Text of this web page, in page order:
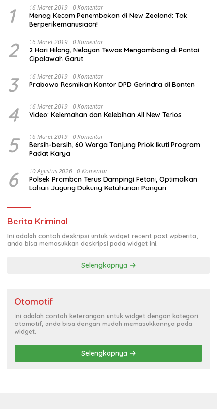
1 16 Maret 2019 0 Komentar
Menag Kecam Penembakan di New Zealand: Tak
Berperikemanusiaan!
2 16 Maret 2019 0 Komentar
2 Hari Hilang, Nelayan Tewas Mengambang di Pantai
Cipalawah Garut
3 16 Maret 2019 0 Komentar
Prabowo Resmikan Kantor DPD Gerindra di Banten
4 16 Maret 2019 0 Komentar
Video: Kelemahan dan Kelebihan All New Terios
5 16 Maret 2019 0 Komentar
Bersih-bersih, 60 Warga Tanjung Priok Ikuti Program
Padat Karya
6 10 Agustus 2026 0 Komentar
Polsek Prambon Terus Dampingi Petani, Optimalkan
Lahan Jagung Dukung Ketahanan Pangan
Berita Kriminal
Ini adalah contoh deskripsi untuk widget recent post wpberita,
anda bisa memasukkan deskripsi pada widget ini.
Selengkapnya
Otomotif
Ini adalah contoh keterangan untuk widget dengan kategori
otomotif, anda bisa dengan mudah memasukkannya pada
widget.
Selengkapnya